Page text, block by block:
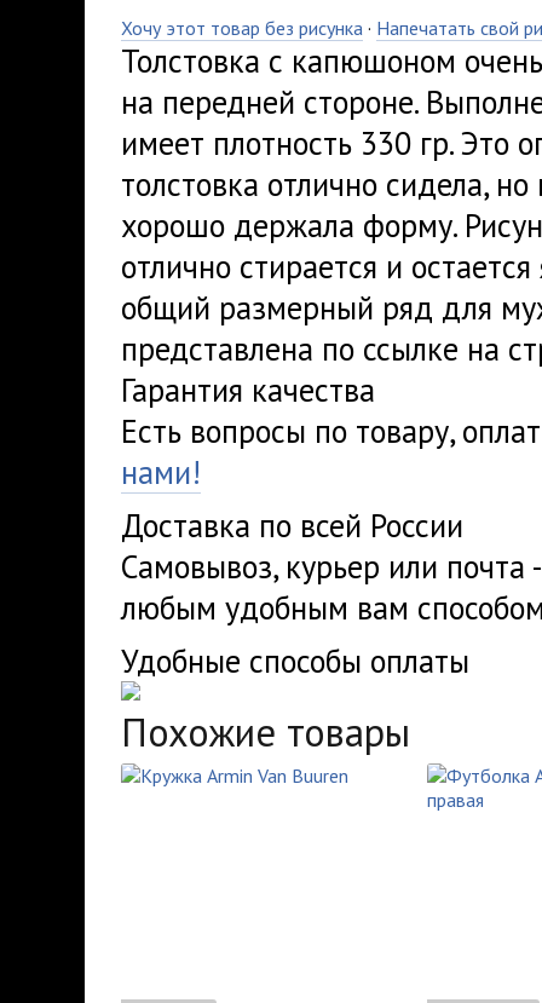
Хочу этот товар без рисунка · Напечатать свой
Толстовка с капюшоном
на передней стороне.
имеет плотность 330 гр. Это
толстовка отлично сидела,
хорошо держала форму.
отлично стирается и
общий размерный ряд для
представлена по ссылке на
Гарантия качества
Есть вопросы по товару,
нами!
Доставка по всей России
Самовывоз, курьер или
любым удобным вам
Удобные способы оплаты
Похожие товары